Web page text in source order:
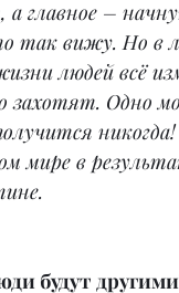
а главное –
так вижу. Но в
людей всё
захотят. Одно
мире в
будут